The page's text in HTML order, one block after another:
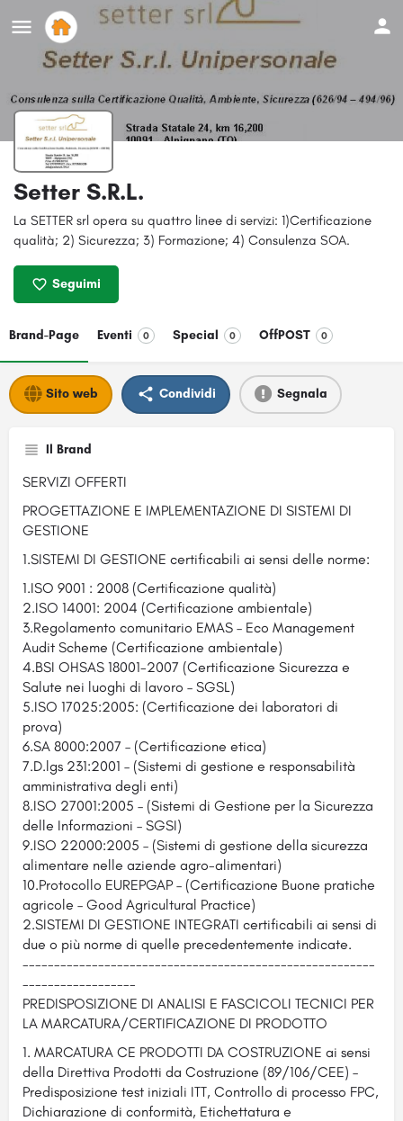
Setter S.R.L.
La SETTER srl opera su quattro linee di servizi: 1)Certificazione
qualità; 2) Sicurezza; 3) Formazione; 4) Consulenza SOA.
Seguimi
Brand-Page Eventi 0 Special 0 OffPOST 0
Sito web Condividi Segnala
Il Brand
SERVIZI OFFERTI
PROGETTAZIONE E IMPLEMENTAZIONE DI SISTEMI DI
GESTIONE
1.SISTEMI DI GESTIONE certificabili ai sensi delle norme:
1.ISO 9001 : 2008 (Certificazione qualità)
2.ISO 14001: 2004 (Certificazione ambientale)
3.Regolamento comunitario EMAS – Eco Management
Audit Scheme (Certificazione ambientale)
4.BSI OHSAS 18001-2007 (Certificazione Sicurezza e
Salute nei luoghi di lavoro – SGSL)
5.ISO 17025:2005: (Certificazione dei laboratori di
prova)
6.SA 8000:2007 – (Certificazione etica)
7.D.lgs 231:2001 – (Sistemi di gestione e responsabilità
amministrativa degli enti)
8.ISO 27001:2005 – (Sistemi di Gestione per la Sicurezza
delle Informazioni – SGSI)
9.ISO 22000:2005 – (Sistemi di gestione della sicurezza
alimentare nelle aziende agro-alimentari)
10.Protocollo EUREPGAP – (Certificazione Buone pratiche
agricole – Good Agricultural Practice)
2.SISTEMI DI GESTIONE INTEGRATI certificabili ai sensi di
due o più norme di quelle precedentemente indicate.
--------------------------------------------------------
------------------
PREDISPOSIZIONE DI ANALISI E FASCICOLI TECNICI PER
LA MARCATURA/CERTIFICAZIONE DI PRODOTTO
1. MARCATURA CE PRODOTTI DA COSTRUZIONE ai sensi
della Direttiva Prodotti da Costruzione (89/106/CEE) –
Predisposizione test iniziali ITT, Controllo di processo FPC,
Dichiarazione di conformità, Etichettatura e